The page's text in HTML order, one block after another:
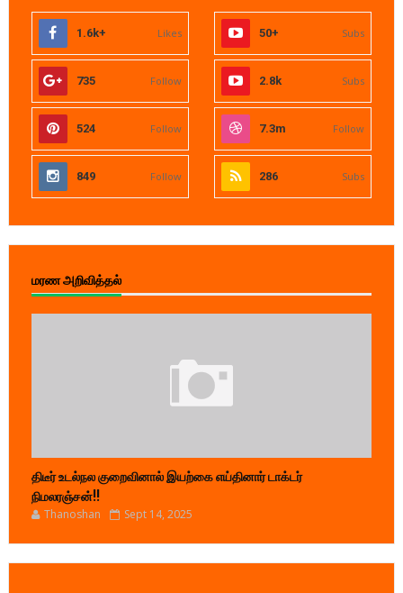
1.6k+ Likes 50+ Subs
735 Follow 2.8k Subs
524 Follow 7.3m Follow
849 Follow 286 Subs
மரண அறிவித்தல்
திடீர் உடல்நல குறைவினால் இயற்கை எய்தினார் டாக்டர்
நிமலரஞ்சன்!!
Thanoshan Sept 14, 2025